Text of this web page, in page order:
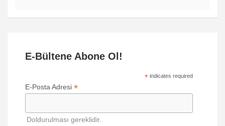
E-Bültene Abone Ol!
* indicates required
E-Posta Adresi *
Doldurulması gereklidir.